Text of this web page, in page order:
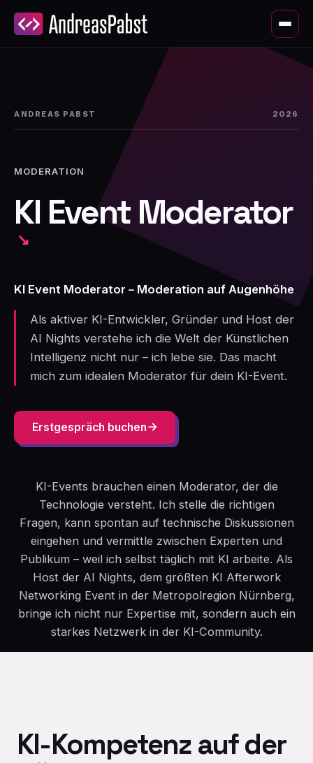
ANDREAS PABST 2026
MODERATION
KI Event Moderator
KI Event Moderator – Moderation auf Augenhöhe
Als aktiver KI-Entwickler, Gründer und Host der
AI Nights verstehe ich die Welt der Künstlichen
Intelligenz nicht nur – ich lebe sie. Das macht
mich zum idealen Moderator für dein KI-Event.
Erstgespräch buchen
KI-Events brauchen einen Moderator, der die
Technologie versteht. Ich stelle die richtigen
Fragen, kann spontan auf technische Diskussionen
eingehen und vermittle zwischen Experten und
Publikum – weil ich selbst täglich mit KI arbeite. Als
Host der AI Nights, dem größten KI Afterwork
Networking Event in der Metropolregion Nürnberg,
bringe ich nicht nur Expertise mit, sondern auch ein
starkes Netzwerk in der KI-Community.
KI-Kompetenz auf der